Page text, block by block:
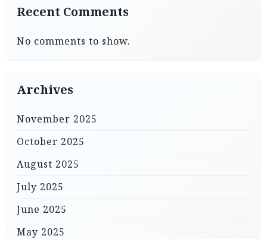
Recent Comments
No comments to show.
Archives
November 2025
October 2025
August 2025
July 2025
June 2025
May 2025